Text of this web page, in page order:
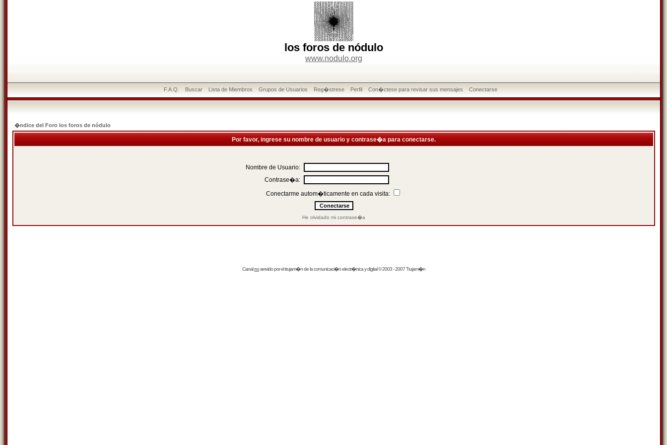
los foros de nódulo
www.nodulo.org
F.A.Q. Buscar Lista de Miembros Grupos de Usuarios Reg�strese Perfil Con�ctese para revisar sus mensajes Conectarse
�ndice del Foro los foros de nódulo
Por favor, ingrese su nombre de usuario y contrase�a para conectarse.
Nombre de Usuario:
Contrase�a:
Conectarme autom�ticamente en cada visita:
He olvidado mi contrase�a
Canalrssservido por eltrujam�nde la comunicaci�n electr�nica y digital © 2003 - 2007 Trujam�n